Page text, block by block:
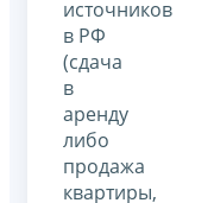
источников
в РФ
(сдача
в
аренду
либо
продажа
квартиры,